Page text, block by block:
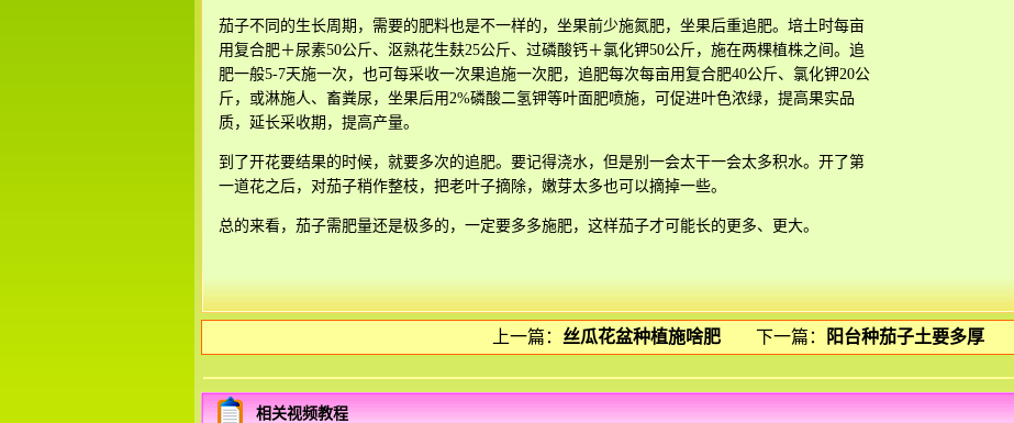
茄子不同的生长周期，需要的肥料也是不一样的，坐果前少施氮肥，坐果后重追肥。培土时每亩
用复合肥＋尿素50公斤、沤熟花生麸25公斤、过磷酸钙＋氯化钾50公斤，施在两棵植株之间。追
肥一般5-7天施一次，也可每采收一次果追施一次肥，追肥每次每亩用复合肥40公斤、氯化钾20公
斤，或淋施人、畜粪尿，坐果后用2%磷酸二氢钾等叶面肥喷施，可促进叶色浓绿，提高果实品
质，延长采收期，提高产量。
到了开花要结果的时候，就要多次的追肥。要记得浇水，但是别一会太干一会太多积水。开了第
一道花之后，对茄子稍作整枝，把老叶子摘除，嫩芽太多也可以摘掉一些。
总的来看，茄子需肥量还是极多的，一定要多多施肥，这样茄子才可能长的更多、更大。
上一篇： 丝瓜花盆种植施啥肥下一篇： 阳台种茄子土要多厚
相关视频教程